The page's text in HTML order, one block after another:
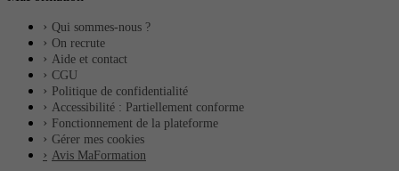
Qui sommes-nous ?
On recrute
Aide et contact
CGU
Politique de confidentialité
Accessibilité : Partiellement conforme
Fonctionnement de la plateforme
Gérer mes cookies
Avis MaFormation